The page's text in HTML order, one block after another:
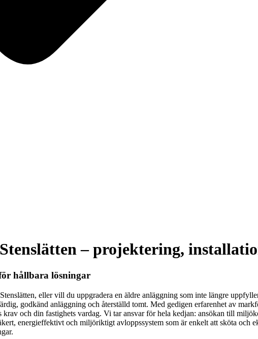
– projektering,
hållbara lösningar
eller vill du uppgradera en äldre anläggning som inte längre
godkänd anläggning och återställd tomt. Med gedigen erfarenhet av
krav och din fastighets vardag. Vi tar ansvar för hela kedjan: ansökan till
energieffektivt och miljöriktigt avloppssystem som är enkelt att sköta